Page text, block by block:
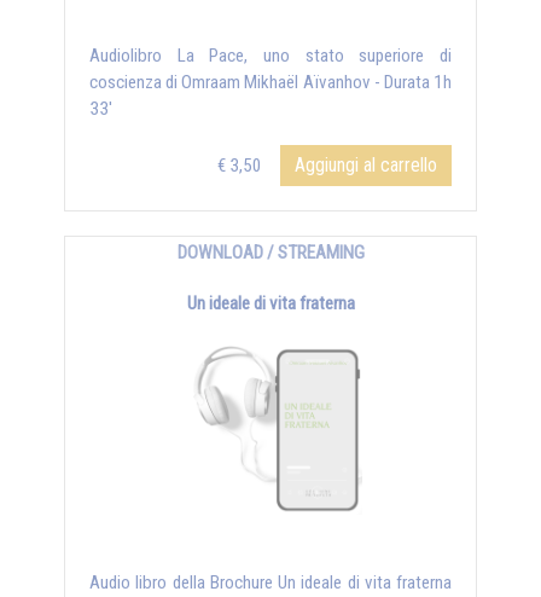
Audiolibro La Pace, uno stato superiore di
coscienza di Omraam Mikhaël Aïvanhov - Durata 1h
33'
€ 3,50 Aggiungi al carrello
DOWNLOAD / STREAMING
Un ideale di vita fraterna
Audio libro della Brochure Un ideale di vita fraterna